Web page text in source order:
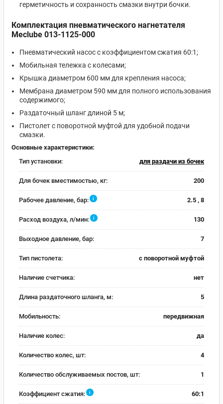
герметичность и сохранность смазки внутри бочки.
Комплектация пневматического нагнетателя
Meclube 013-1125-000
Пневматический насос с коэффициентом сжатия 60:1;
Мобильная тележка с колесами;
Крышка диаметром 600 мм для крепления насоса;
Мембрана диаметром 590 мм для полного использования
содержимого;
Раздаточный шланг длиной 5 м;
Пистолет с поворотной муфтой для удобной подачи
смазки.
Основные характеристики:
Тип установки:
для раздачи из бочек
Для бочек вместимостью, кг: 200
Рабочее давление, бар: i 2.5 , 8
Расход воздуха, л/мин: i 130
Выходное давление, бар: 7
Тип пистолета: с поворотной муфтой
Наличие счетчика: нет
Длина раздаточного шланга, м: 5
Мобильность: передвижная
Наличие колес: да
Количество колес, шт: 4
Количество обслуживаемых постов, шт: 1
Коэффициент сжатия: i 60:1